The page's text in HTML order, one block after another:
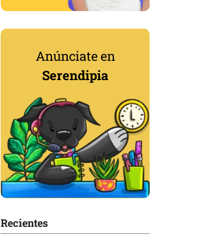
Anúnciate en
Serendipia
Recientes